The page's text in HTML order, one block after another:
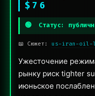
$76
🟢 Статус:
📖 Сюжет: us-iran-oil-
Ужесточение
рынку риск tighter
июньское